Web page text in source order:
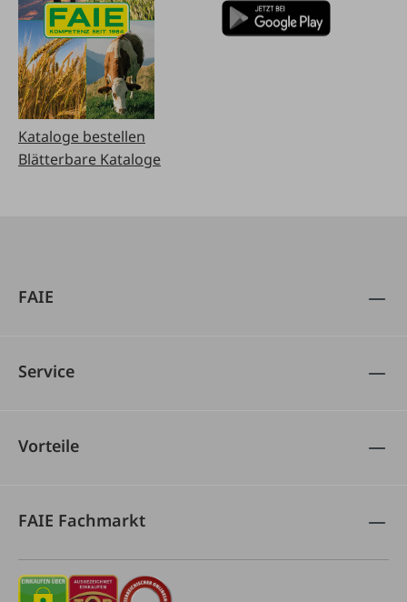
Kataloge bestellen
Blätterbare Kataloge
FAIE
Service
Vorteile
FAIE Fachmarkt